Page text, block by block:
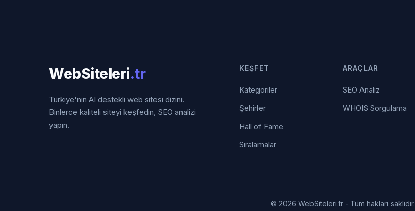
WebSiteleri.tr
Türkiye'nin AI destekli web sitesi dizini.
Binlerce kaliteli siteyi keşfedin, SEO analizi
yapın.
KEŞFET
Kategoriler
Şehirler
Hall of Fame
Sıralamalar
ARAÇLAR
SEO Analiz
WHOIS Sorgulama
© 2026 WebSiteleri.tr - Tüm hakları saklıdır.